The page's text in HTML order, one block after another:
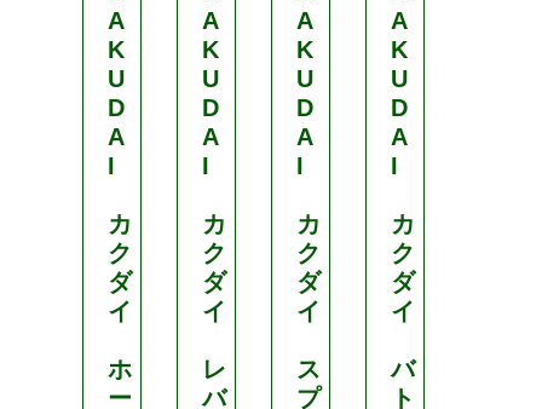
A
K
U
D
A
I
カ
ク
ダ
イ
ホ
ー
A
K
U
D
A
I
カ
ク
ダ
イ
レ
バ
A
K
U
D
A
I
カ
ク
ダ
イ
ス
プ
A
K
U
D
A
I
カ
ク
ダ
イ
バ
ト